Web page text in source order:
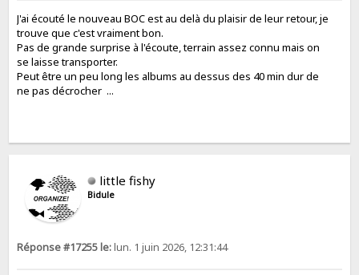
J'ai écouté le nouveau BOC est au delà du plaisir de leur retour, je
trouve que c'est vraiment bon.
Pas de grande surprise à l'écoute, terrain assez connu mais on
se laisse transporter.
Peut être un peu long les albums au dessus des 40 min dur de
ne pas décrocher ...
little fishy
Bidule
Réponse #17255 le:lun. 1 juin 2026, 12:31:44